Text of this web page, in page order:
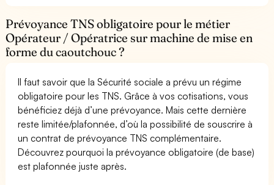
Prévoyance TNS obligatoire pour le métier
Opérateur / Opératrice sur machine de mise en
forme du caoutchouc ?
Il faut savoir que la Sécurité sociale a prévu un régime
obligatoire pour les TNS. Grâce à vos cotisations, vous
bénéficiez déjà d’une prévoyance. Mais cette dernière
reste limitée/plafonnée, d’où la possibilité de souscrire à
un contrat de prévoyance TNS complémentaire.
Découvrez pourquoi la prévoyance obligatoire (de base)
est plafonnée juste après.